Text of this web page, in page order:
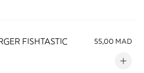
FISHTASTIC 55,00 MAD